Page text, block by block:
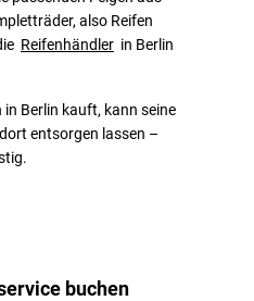
also Reifen
Reifenhändler in Berlin
Berlin kauft, kann seine
entsorgen lassen –
buchen